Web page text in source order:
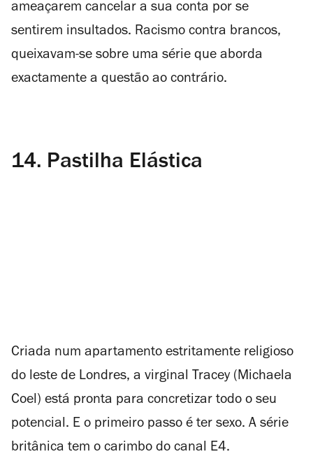
ameaçarem cancelar a sua conta por se
sentirem insultados. Racismo contra brancos,
queixavam-se sobre uma série que aborda
exactamente a questão ao contrário.
14. Pastilha Elástica
Criada num apartamento estritamente religioso
do leste de Londres, a virginal Tracey (Michaela
Coel) está pronta para concretizar todo o seu
potencial. E o primeiro passo é ter sexo. A série
britânica tem o carimbo do canal E4.